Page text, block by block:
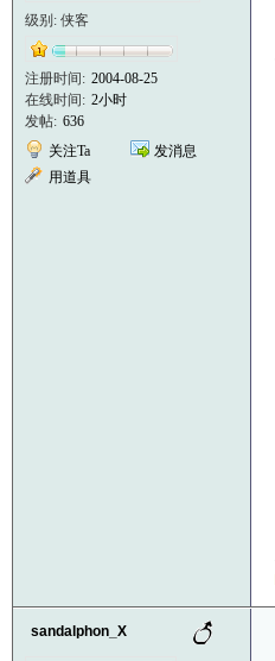
级别: 侠客
注册时间: 2004-08-25
在线时间: 2小时
发帖: 636
关注Ta
发消息
用道具
sandalphon_X